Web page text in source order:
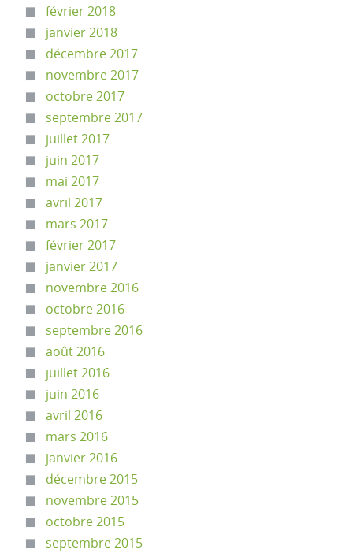
février 2018
janvier 2018
décembre 2017
novembre 2017
octobre 2017
septembre 2017
juillet 2017
juin 2017
mai 2017
avril 2017
mars 2017
février 2017
janvier 2017
novembre 2016
octobre 2016
septembre 2016
août 2016
juillet 2016
juin 2016
avril 2016
mars 2016
janvier 2016
décembre 2015
novembre 2015
octobre 2015
septembre 2015